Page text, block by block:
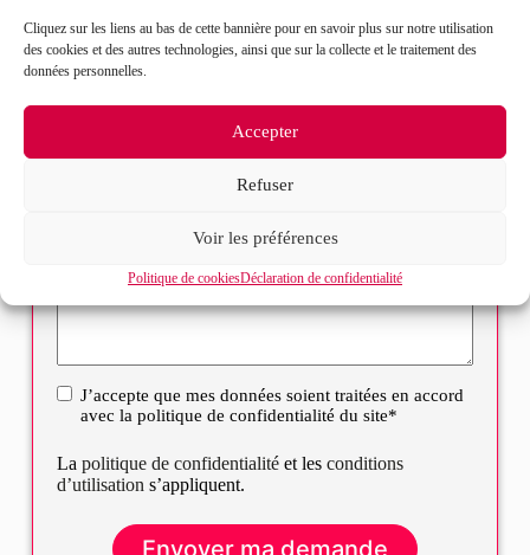
Cliquez sur les liens au bas de cette bannière pour en savoir plus sur notre utilisation
des cookies et des autres technologies, ainsi que sur la collecte et le traitement des
données personnelles.
Accepter
Refuser
Voir les préférences
Politique de cookiesDéclaration de confidentialité
Sélectionnez votre bureau
RGPDJ’accepte que mes données soient traitées en accord
avec la politique de confidentialité du site*
La politique de confidentialitéet les conditions
d’utilisation s’appliquent.